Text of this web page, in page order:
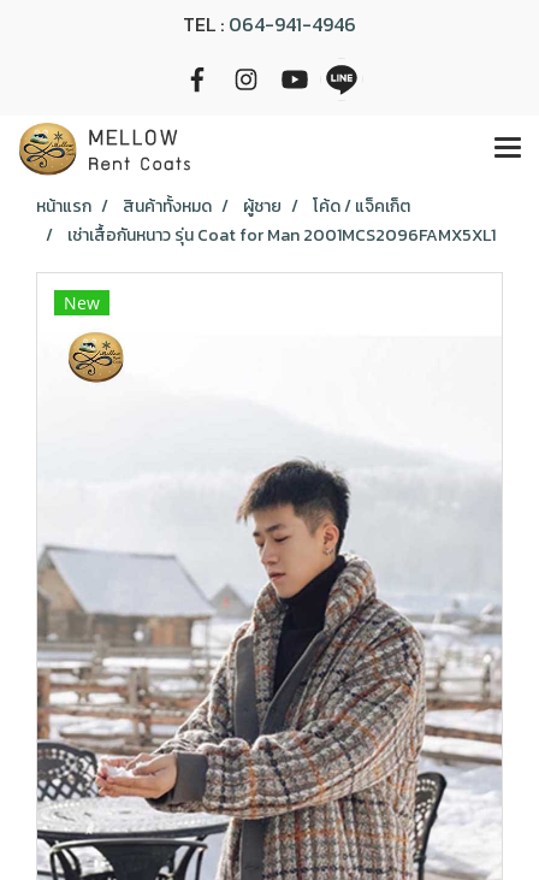
TEL : 064-941-4946
หน้าแรก สินค้าทั้งหมด ผู้ชาย
โค้ด / แจ็คเก็ต
เช่าเสื้อกันหนาว รุ่น Coat for Man 2001MCS2096FAMX5XL1
New